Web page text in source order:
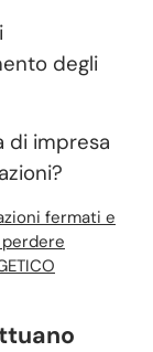
degli
di impresa
fermati e